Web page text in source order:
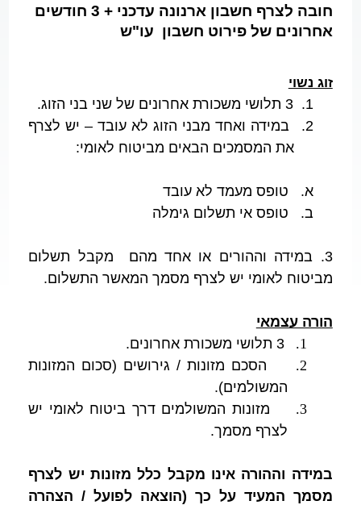
חובה לצרף חשבון ארנונה עדכני + 3 חודשים
אחרונים של פירוט חשבון עו"ש
זוג נשוי
1.
3 תלושי משכורת אחרונים של שני בני הזוג.
2.
במידה ואחד מבני הזוג לא עובד – יש לצרף
את המסמכים הבאים מביטוח לאומי:
א. טופס מעמד לא עובד
ב. טופס אי תשלום גימלה
3. במידה וההורים או אחד מהם מקבל תשלום
מביטוח לאומי יש לצרף מסמך המאשר התשלום.
הורה עצמאי
1.
3 תלושי משכורת אחרונים.
2.
הסכם מזונות / גירושים (סכום המזונות
המשולמים).
3.
מזונות המשולמים דרך ביטוח לאומי יש
לצרף מסמך.
במידה וההורה אינו מקבל כלל מזונות יש לצרף
מסמך המעיד על כך (הוצאה לפועל / הצהרה